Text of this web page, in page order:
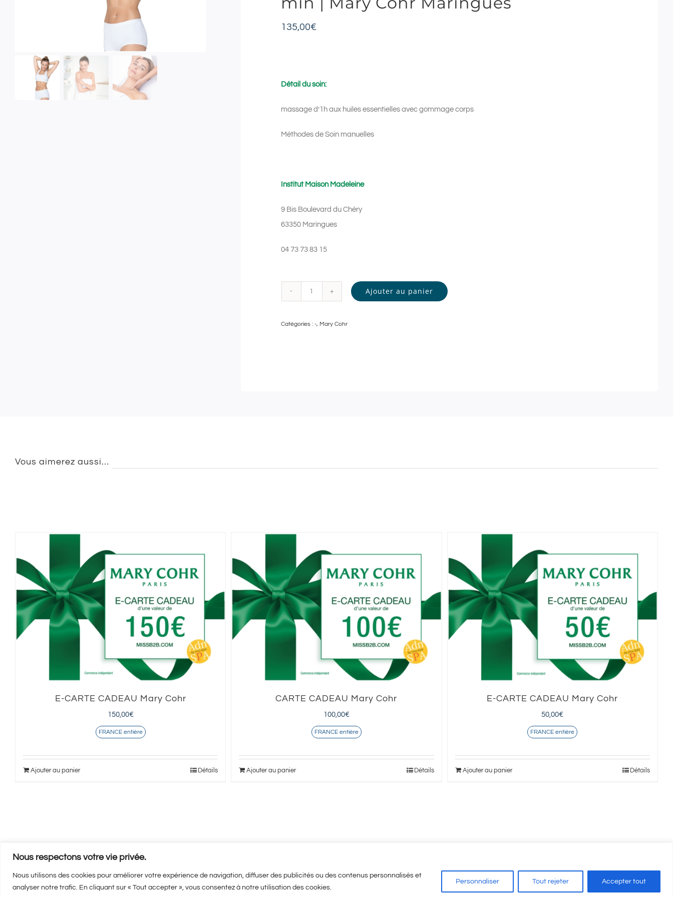
Nous respectons votre vie privée.
Nous utilisons des cookies pour améliorer votre expérience de navigation, diffuser des publicités ou des contenus personnalisés et
analyser notre trafic. En cliquant sur « Tout accepter », vous consentez à notre utilisation des cookies.
Personnaliser Tout rejeter Accepter tout
135,00€
Détail du soin:
massage d’1h aux huiles essentielles avec gommage corps
Méthodes de Soin manuelles
Institut Maison Madeleine
9 Bis Boulevard du Chéry
63350 Maringues
04 73 73 83 15
Institut
Maringues
Ajouter au panier
Catégories :-, Mary Cohr
Vous aimerez aussi…
E-CARTE CADEAU Mary Cohr
150,00€
FRANCE entière
Ajouter au panier Détails
CARTE CADEAU Mary Cohr
100,00€
FRANCE entière
Ajouter au panier Détails
E-CARTE CADEAU Mary Cohr
50,00€
FRANCE entière
Ajouter au panier Détails
Mentions Légales-CGV- A propos© Copyright